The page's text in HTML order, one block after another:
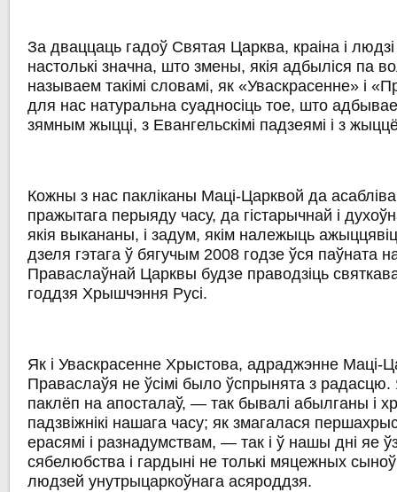
За дваццаць гадоў Святая Царква, краіна і людзі
настолькі значна, што змены, якія адбыліся па
называем такімі словамі, як «Уваскрасенне» і
для нас натуральна суадносіць тое, што
зямным жыцці, з Евангельскімі падзеямі і з
Кожны з нас пакліканы Маці-Царквой да
пражытага перыяду часу, да гістарычнай і
якія выкананы, і задум, якім належыць
дзеля гэтага ў бягучым 2008 годзе ўся паўната
Праваслаўнай Царквы будзе праводзіць
годдзя Хрышчэння Русі.
Як і Уваскрасенне Хрыстова, адраджэнне Маці-
Праваслаўя не ўсімі было ўспрынята з радасцю.
паклёп на апосталаў, — так бывалі абылганы і
падзвіжнікі нашага часу; як змагалася
ерасямі і разнадумствам, — так і ў нашы дні яе
сябелюбства і гардыні не толькі мяцежных сыноў
людзей унутрыцаркоўнага асяроддзя.